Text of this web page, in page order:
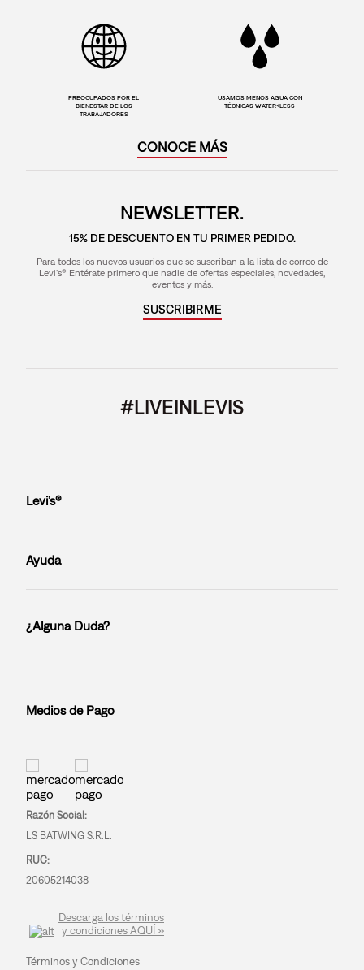
PREOCUPADOS POR EL
BIENESTAR DE LOS
TRABAJADORES
USAMOS MENOS AGUA CON
TÉCNICAS WATER<LESS
CONOCE MÁS
NEWSLETTER.
15% DE DESCUENTO EN TU PRIMER PEDIDO.
Para todos los nuevos usuarios que se suscriban a la lista de correo de
Levi's® Entérate primero que nadie de ofertas especiales, novedades,
eventos y más.
SUSCRIBIRME
#LIVEINLEVIS
Levi’s®
Ayuda
¿Alguna Duda?
Medios de Pago
Razón Social:
LS BATWING S.R.L.
RUC:
20605214038
Descarga los términos
y condiciones AQUÍ »
Términos y Condiciones